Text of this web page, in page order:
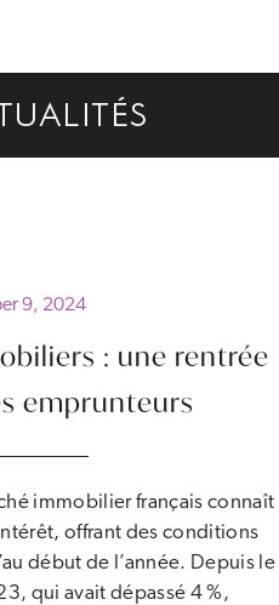
9, 2024
: une rentrée
emprunteurs
immobilier français connaît
offrant des conditions
début de l’année. Depuis le
qui avait dépassé 4 %,